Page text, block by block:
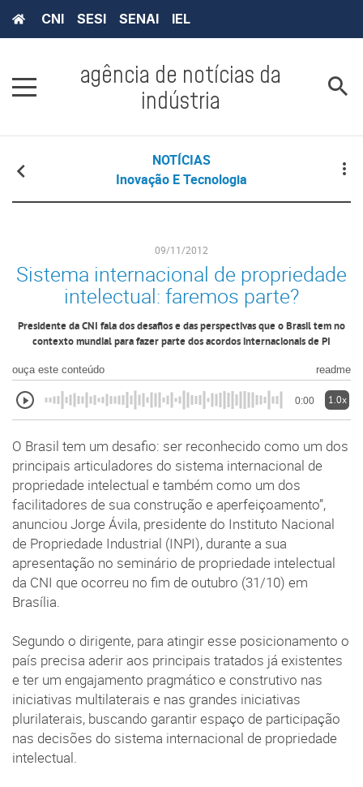
CNI SESI SENAI IEL
agência de notícias da
indústria
NOTÍCIAS
Inovação E Tecnologia
09/11/2012
Sistema internacional de propriedade
intelectual: faremos parte?
Presidente da CNI fala dos desafios e das perspectivas que o Brasil tem no
contexto mundial para fazer parte dos acordos internacionais de PI
ouça este conteúdo readme
0:00 1.0x
O Brasil tem um desafio: ser reconhecido como um dos
principais articuladores do sistema internacional de
propriedade intelectual e também como um dos
facilitadores de sua construção e aperfeiçoamento”,
anunciou Jorge Ávila, presidente do Instituto Nacional
de Propriedade Industrial (INPI), durante a sua
apresentação no seminário de propriedade intelectual
da CNI que ocorreu no fim de outubro (31/10) em
Brasília.
Segundo o dirigente, para atingir esse posicionamento o
país precisa aderir aos principais tratados já existentes
e ter um engajamento pragmático e construtivo nas
iniciativas multilaterais e nas grandes iniciativas
plurilaterais, buscando garantir espaço de participação
nas decisões do sistema internacional de propriedade
intelectual.